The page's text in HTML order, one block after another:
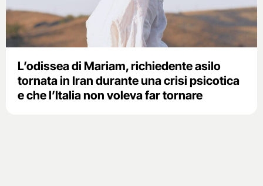
L’odissea di Mariam, richiedente asilo
tornata in Iran durante una crisi psicotica
e che l’Italia non voleva far tornare